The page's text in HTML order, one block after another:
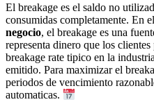
El breakage es el saldo no
consumidas completamente. En el
negocio, el breakage es una
representa dinero que los
breakage rate tipico en la
emitido. Para maximizar el
periodos de vencimiento
automaticas.